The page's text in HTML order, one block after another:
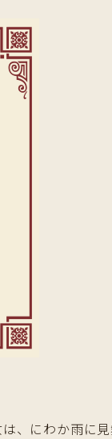
、にわか雨に